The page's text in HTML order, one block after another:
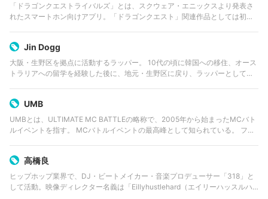
「ドラゴンクエストライバルズ」とは、スクウェア・エニックスより発表さ
れたスマートホン向けアプリ。「ドラゴンクエスト」関連作品としては初と
Jin Dogg
大阪・生野区を拠点に活動するラッパー。 10代の頃に韓国への移住、オース
トラリアへの留学を経験した後に、地元・生野区に戻り、ラッパーとしての
UMB
UMBとは、ULTIMATE MC BATTLEの略称で、2005年から始まったMCバト
ルイベントを指す。 MCバトルイベントの最高峰として知られている。 フリ
高橋良
ヒップホップ業界で、DJ・ビートメイカー・音楽プロデューサー「318」と
して活動。映像ディレクター名義は「Eillyhustlehard（エイリーハッスルハ